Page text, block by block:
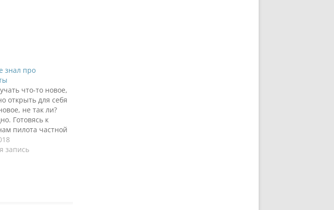
знал про
что-то новое,
открыть для себя
не так ли?
Готовясь к
пилота частной
я открываю для
области
запись